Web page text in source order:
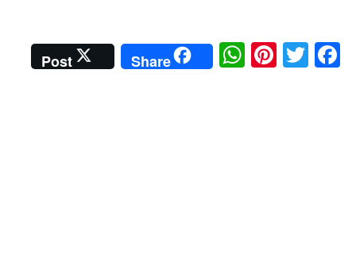
Fa
T
Pi
W
ha
Share
Post